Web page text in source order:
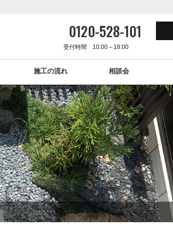
0120-528-101
受付時間 10:00～18:00
施工の流れ 相談会